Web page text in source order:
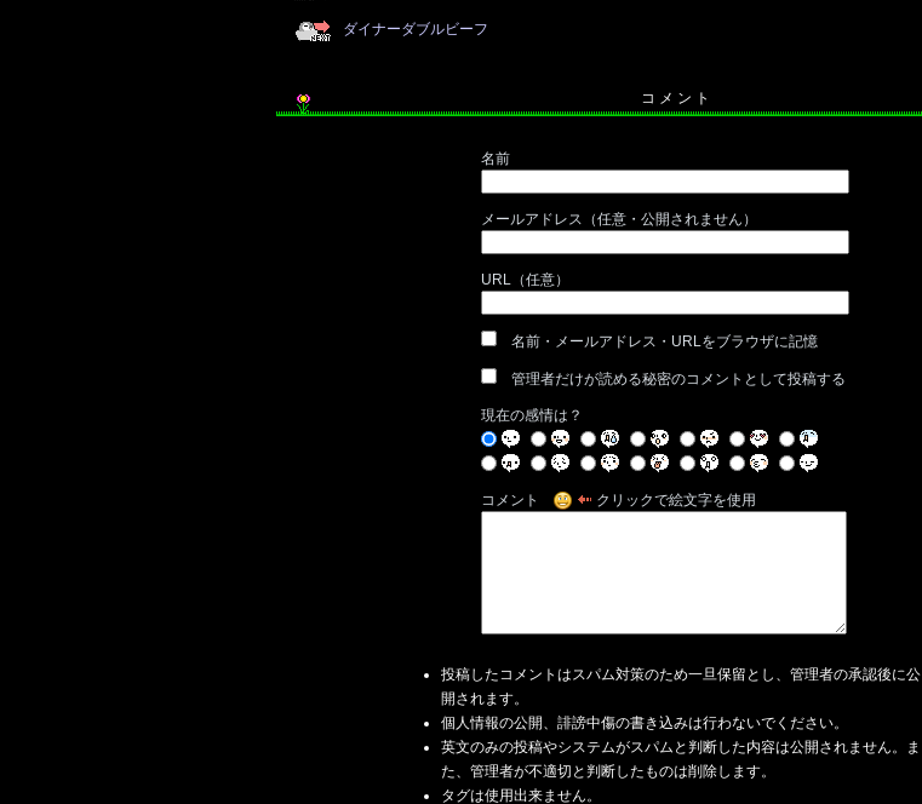
ダイナーダブルビーフ
コ メ ン ト
名前
メールアドレス（任意・公開されません）
URL（任意）
名前・メールアドレス・URLをブラウザに記憶
管理者だけが読める秘密のコメントとして投稿する
現在の感情は？
コメント クリックで絵文字を使用
投稿したコメントはスパム対策のため一旦保留とし、管理者の承認後に公
開されます。
個人情報の公開、誹謗中傷の書き込みは行わないでください。
英文のみの投稿やシステムがスパムと判断した内容は公開されません。ま
た、管理者が不適切と判断したものは削除します。
タグは使用出来ません。